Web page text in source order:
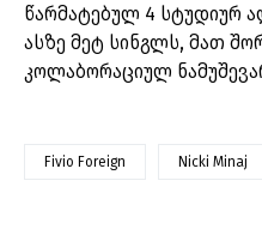
წარმატებულ 4 სტუდიურ
ასზე მეტ სინგლს, მათ
კოლაბორაციულ
Fivio Foreign Nicki Minaj